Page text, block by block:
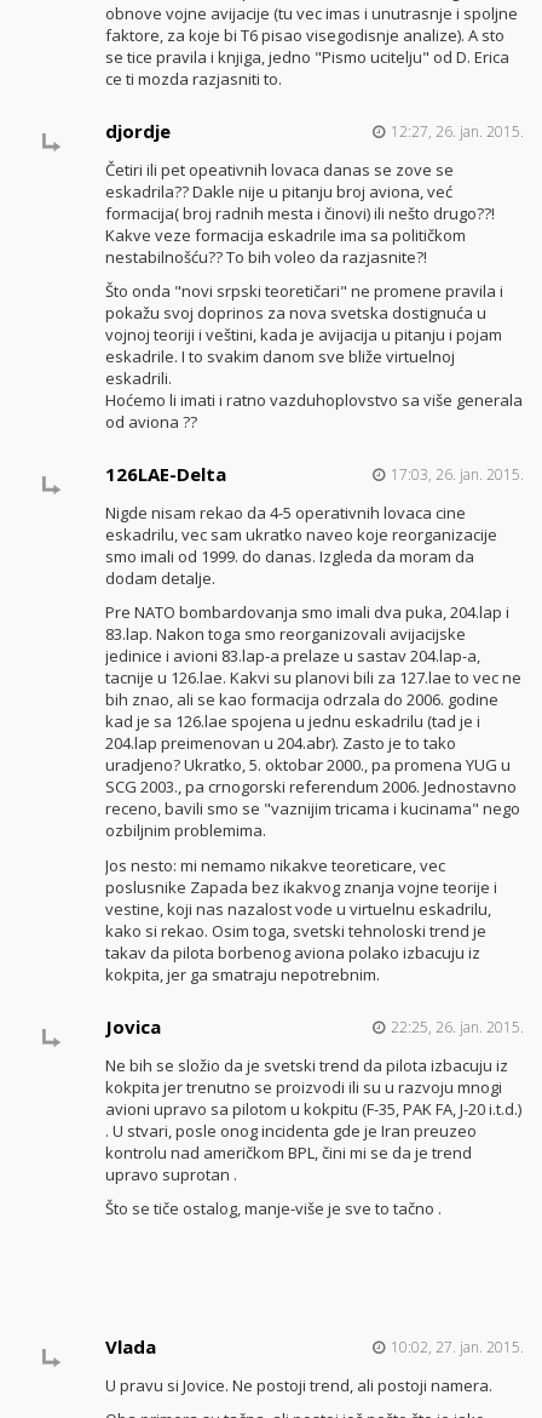
obnove vojne avijacije (tu vec imas i unutrasnje i spoljne
faktore, za koje bi T6 pisao visegodisnje analize). A sto
se tice pravila i knjiga, jedno "Pismo ucitelju" od D. Erica
ce ti mozda razjasniti to.
djordje 12:27, 26. jan. 2015.
Četiri ili pet opeativnih lovaca danas se zove se
eskadrila?? Dakle nije u pitanju broj aviona, već
formacija( broj radnih mesta i činovi) ili nešto drugo??!
Kakve veze formacija eskadrile ima sa političkom
nestabilnošću?? To bih voleo da razjasnite?!
Što onda "novi srpski teoretičari" ne promene pravila i
pokažu svoj doprinos za nova svetska dostignuća u
vojnoj teoriji i veštini, kada je avijacija u pitanju i pojam
eskadrile. I to svakim danom sve bliže virtuelnoj
eskadrili.
Hoćemo li imati i ratno vazduhoplovstvo sa više generala
od aviona ??
126LAE-Delta 17:03, 26. jan. 2015.
Nigde nisam rekao da 4-5 operativnih lovaca cine
eskadrilu, vec sam ukratko naveo koje reorganizacije
smo imali od 1999. do danas. Izgleda da moram da
dodam detalje.
Pre NATO bombardovanja smo imali dva puka, 204.lap i
83.lap. Nakon toga smo reorganizovali avijacijske
jedinice i avioni 83.lap-a prelaze u sastav 204.lap-a,
tacnije u 126.lae. Kakvi su planovi bili za 127.lae to vec ne
bih znao, ali se kao formacija odrzala do 2006. godine
kad je sa 126.lae spojena u jednu eskadrilu (tad je i
204.lap preimenovan u 204.abr). Zasto je to tako
uradjeno? Ukratko, 5. oktobar 2000., pa promena YUG u
SCG 2003., pa crnogorski referendum 2006. Jednostavno
receno, bavili smo se "vaznijim tricama i kucinama" nego
ozbiljnim problemima.
Jos nesto: mi nemamo nikakve teoreticare, vec
poslusnike Zapada bez ikakvog znanja vojne teorije i
vestine, koji nas nazalost vode u virtuelnu eskadrilu,
kako si rekao. Osim toga, svetski tehnoloski trend je
takav da pilota borbenog aviona polako izbacuju iz
kokpita, jer ga smatraju nepotrebnim.
Jovica 22:25, 26. jan. 2015.
Ne bih se složio da je svetski trend da pilota izbacuju iz
kokpita jer trenutno se proizvodi ili su u razvoju mnogi
avioni upravo sa pilotom u kokpitu (F-35, PAK FA, J-20 i.t.d.)
. U stvari, posle onog incidenta gde je Iran preuzeo
kontrolu nad američkom BPL, čini mi se da je trend
upravo suprotan .
Što se tiče ostalog, manje-više je sve to tačno .
Vlada 10:02, 27. jan. 2015.
U pravu si Jovice. Ne postoji trend, ali postoji namera.